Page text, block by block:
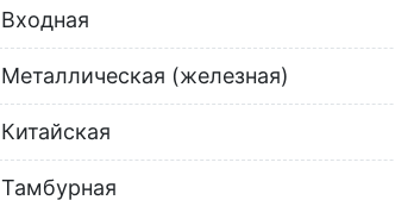
Входная
Металлическая (железная)
Китайская
Тамбурная